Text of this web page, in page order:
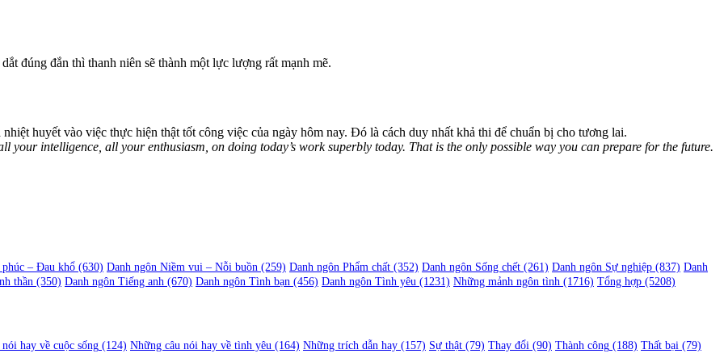
đúng đắn thì thanh niên sẽ thành một lực lượng rất mạnh mẽ.
huyết vào việc thực hiện thật tốt công việc của ngày hôm nay. Đó là cách duy nhất khả thi để chuẩn bị cho tương lai.
your intelligence, all your enthusiasm, on doing today’s work superbly today. That is the only possible way you can prepare for the future.
phúc – Đau khổ (630) Danh ngôn Niềm vui – Nỗi buồn (259) Danh ngôn Phẩm chất (352) Danh ngôn Sống chết (261) Danh ngôn Sự nghiệp (837) Danh
thần (350) Danh ngôn Tiếng anh (670) Danh ngôn Tình bạn (456) Danh ngôn Tình yêu (1231) Những mảnh ngôn tình (1716) Tổng hợp (5208)
hay về cuộc sống (124) Những câu nói hay về tình yêu (164) Những trích dẫn hay (157) Sự thật (79) Thay đổi (90) Thành công (188) Thất bại (79)